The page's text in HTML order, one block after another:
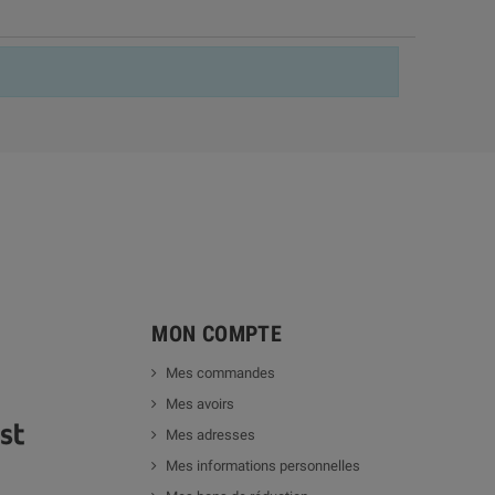
MON COMPTE
Mes commandes
Mes avoirs
Mes adresses
Mes informations personnelles